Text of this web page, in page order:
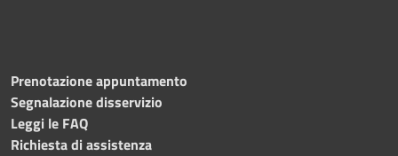
Prenotazione appuntamento
Segnalazione disservizio
Leggi le FAQ
Richiesta di assistenza